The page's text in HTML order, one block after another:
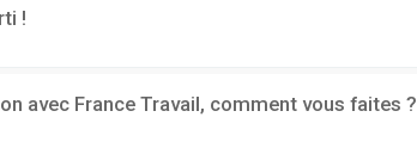
!
avec France Travail, comment vous faites ?